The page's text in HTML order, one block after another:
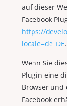
auf dieser
Facebook
https://
locale=de_DE.
Wenn Sie
Plugin eine
Browser und
Facebook